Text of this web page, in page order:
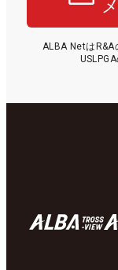
ALBA Netは